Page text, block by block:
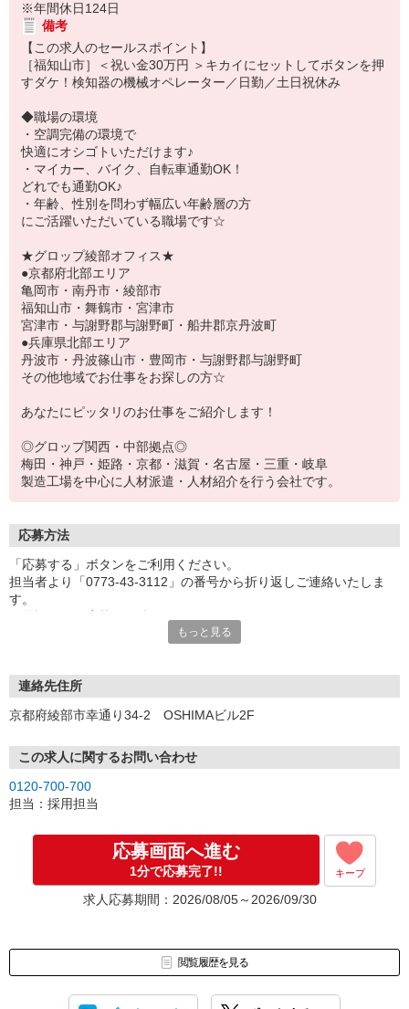
※年間休日124日
備考
【この求人のセールスポイント】
［福知山市］＜祝い金30万円 ＞キカイにセットしてボタンを押
すダケ！検知器の機械オペレーター／日勤／土日祝休み
◆職場の環境
・空調完備の環境で
快適にオシゴトいただけます♪
・マイカー、バイク、自転車通勤OK！
どれでも通勤OK♪
・年齢、性別を問わず幅広い年齢層の方
にご活躍いただいている職場です☆
★グロップ綾部オフィス★
●京都府北部エリア
亀岡市・南丹市・綾部市
福知山市・舞鶴市・宮津市
宮津市・与謝野郡与謝野町・船井郡京丹波町
●兵庫県北部エリア
丹波市・丹波篠山市・豊岡市・与謝野郡与謝野町
その他地域でお仕事をお探しの方☆
あなたにピッタリのお仕事をご紹介します！
◎グロップ関西・中部拠点◎
梅田・神戸・姫路・京都・滋賀・名古屋・三重・岐阜
製造工場を中心に人材派遣・人材紹介を行う会社です。
応募方法
「応募する」ボタンをご利用ください。
担当者より「0773-43-3112」の番号から折り返しご連絡いたしま
す。
もっと見る
連絡先住所
京都府綾部市幸通り34-2 OSHIMAビル2F
この求人に関するお問い合わせ
0120-700-700
担当：採用担当
応募画面へ進む
1分で応募完了!! キープ
求人応募期間：2026/08/05～2026/09/30
閲覧履歴を見る